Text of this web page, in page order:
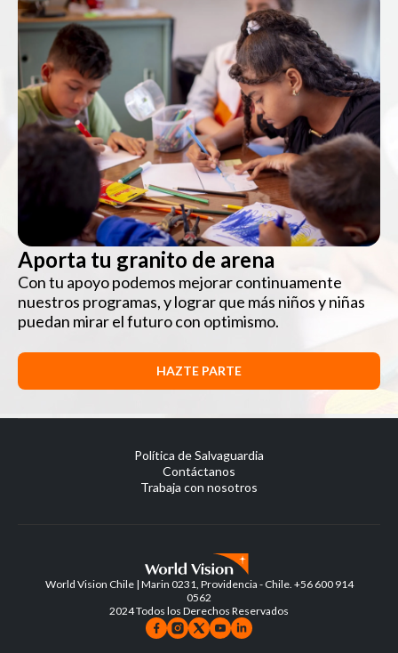
Aporta tu granito de arena
Con tu apoyo podemos mejorar continuamente
nuestros programas, y lograr que más niños y niñas
puedan mirar el futuro con optimismo.
HAZTE PARTE
Política de Salvaguardia
Contáctanos
Trabaja con nosotros
World Vision Chile | Marin 0231, Providencia - Chile. +56 600 914
0562
2024 Todos los Derechos Reservados